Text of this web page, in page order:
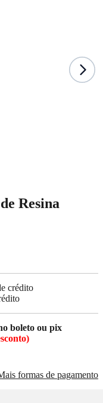
Resina
crédito
boleto ou pix
formas de pagamento